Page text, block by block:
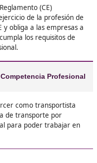
la competencia
cuenta y eso no tiene
estudiar, pero
enorme. Te